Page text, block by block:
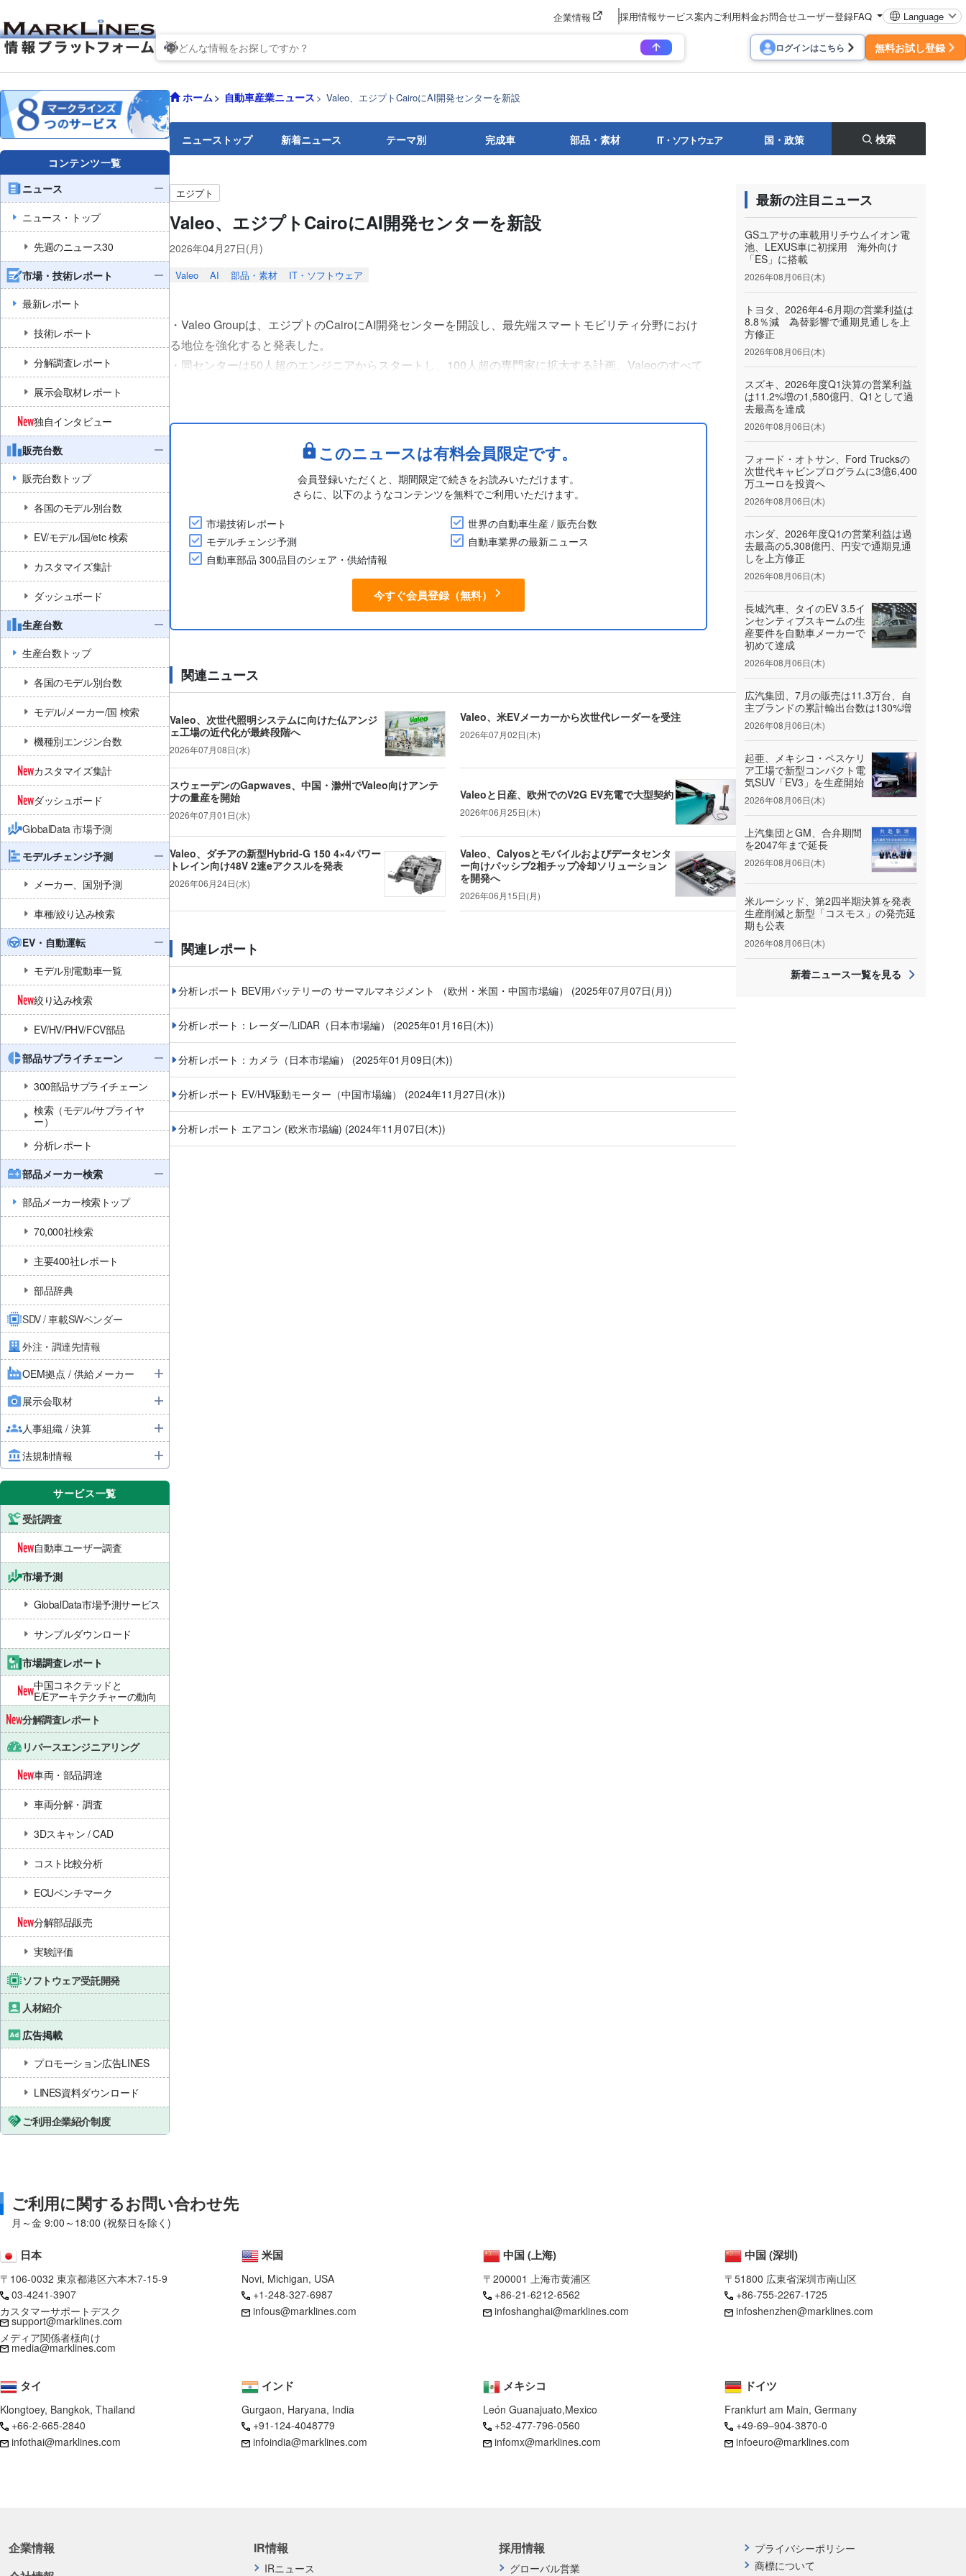
企業情報 採用情報サービス案内 ご利用料金お問合せユーザー登録FAQ Language
ログインはこちら 無料お試し登録
コンテンツ一覧
ニュース
ニュース・トップ
先週のニュース30
市場・技術レポート
最新レポート
技術レポート
分解調査レポート
展示会取材レポート
独自インタビュー
販売台数
販売台数トップ
各国のモデル別台数
EV/モデル/国/etc 検索
カスタマイズ集計
ダッシュボード
生産台数
生産台数トップ
各国のモデル別台数
モデル/メーカー/国 検索
機種別エンジン台数
カスタマイズ集計
ダッシュボード
GlobalData 市場予測
モデルチェンジ予測
メーカー、国別予測
車種/絞り込み検索
EV・自動運転
モデル別電動車一覧
絞り込み検索
EV/HV/PHV/FCV部品
部品サプライチェーン
300部品サプライチェーン
検索（モデル/サプライヤ
ー）
分析レポート
部品メーカー検索
部品メーカー検索トップ
70,000社検索
主要400社レポート
部品辞典
SDV / 車載SWベンダー
外注・調達先情報
OEM拠点 / 供給メーカー
展示会取材
人事組織 / 決算
法規制情報
サービス一覧
受託調査
自動車ユーザー調査
市場予測
GlobalData市場予測サービス
サンプルダウンロード
市場調査レポート
中国コネクテッドと
E/Eアーキテクチャーの動向
分解調査レポート
リバースエンジニアリング
車両・部品調達
車両分解・調査
3Dスキャン / CAD
コスト比較分析
ECUベンチマーク
分解部品販売
実験評価
ソフトウェア受託開発
人材紹介
広告掲載
プロモーション広告LINES
LINES資料ダウンロード
ご利用企業紹介制度
ホーム 自動車産業ニュース Valeo、エジプトCairoにAI開発センターを新設
ニューストップ 新着ニュース テーマ別 完成車 部品・素材 IT・ソフトウェア 国・政策 検索
エジプト
Valeo、エジプトCairoにAI開発センターを新設
2026年04月27日(月)
Valeo AI 部品・素材 IT・ソフトウェア
・Valeo Groupは、エジプトのCairoにAI開発センターを開設し、最先端スマートモビリティ分野におけ
る地位を強化すると発表した。
・同センターは50人超のエンジニアからスタートし、100人超の専門家に拡大する計画。Valeoのすべて
(2026年4月20日付プレ....
このニュースは有料会員限定です。
会員登録いただくと、期間限定で続きをお読みいただけます。
さらに、以下のようなコンテンツを無料でご利用いただけます。
市場技術レポート
世界の自動車生産 / 販売台数
モデルチェンジ予測
自動車業界の最新ニュース
自動車部品 300品目のシェア・供給情報
今すぐ会員登録（無料）
関連ニュース
Valeo、次世代照明システムに向けた仏アンジ
ェ工場の近代化が最終段階へ
2026年07月08日(水)
Valeo、米EVメーカーから次世代レーダーを受注
2026年07月02日(木)
スウェーデンのGapwaves、中国・滁州でValeo向けアンテ
ナの量産を開始
2026年07月01日(水)
Valeoと日産、欧州でのV2G EV充電で大型契約
2026年06月25日(木)
Valeo、ダチアの新型Hybrid-G 150 4×4パワー
トレイン向け48V 2速eアクスルを発表
2026年06月24日(水)
Valeo、Calyosとモバイルおよびデータセンタ
ー向けパッシブ2相チップ冷却ソリューション
を開発へ
2026年06月15日(月)
関連レポート
分析レポート BEV用バッテリーの サーマルマネジメント （欧州・米国・中国市場編） (2025年07月07日(月))
分析レポート：レーダー/LiDAR（日本市場編） (2025年01月16日(木))
分析レポート：カメラ（日本市場編） (2025年01月09日(木))
分析レポート EV/HV駆動モーター（中国市場編） (2024年11月27日(水))
分析レポート エアコン (欧米市場編) (2024年11月07日(木))
最新の注目ニュース
GSユアサの車載用リチウムイオン電
池、LEXUS車に初採用 海外向け
「ES」に搭載
2026年08月06日(木)
トヨタ、2026年4-6月期の営業利益は
8.8％減 為替影響で通期見通しを上
方修正
2026年08月06日(木)
スズキ、2026年度Q1決算の営業利益
は11.2%増の1,580億円、Q1として過
去最高を達成
2026年08月06日(木)
フォード・オトサン、Ford Trucksの
次世代キャビンプログラムに3億6,400
万ユーロを投資へ
2026年08月06日(木)
ホンダ、2026年度Q1の営業利益は過
去最高の5,308億円、円安で通期見通
しを上方修正
2026年08月06日(木)
長城汽車、タイのEV 3.5イ
ンセンティブスキームの生
産要件を自動車メーカーで
初めて達成
2026年08月06日(木)
広汽集団、7月の販売は11.3万台、自
主ブランドの累計輸出台数は130%増
2026年08月06日(木)
起亜、メキシコ・ペスケリ
ア工場で新型コンパクト電
気SUV「EV3」を生産開始
2026年08月06日(木)
上汽集団とGM、合弁期間
を2047年まで延長
2026年08月06日(木)
米ルーシッド、第2四半期決算を発表
生産削減と新型「コスモス」の発売延
期も公表
2026年08月06日(木)
新着ニュース一覧を見る
ご利用に関するお問い合わせ先
月～金 9:00～18:00 (祝祭日を除く)
日本
〒106-0032 東京都港区六本木7-15-9
03-4241-3907
カスタマーサポートデスク
support@marklines.com
メディア関係者様向け
media@marklines.com
米国
Novi, Michigan, USA
+1-248-327-6987
infous@marklines.com
メキシコ
León Guanajuato,Mexico
+52-477-796-0560
infomx@marklines.com
ドイツ
Frankfurt am Main, Germany
+49-69–904-3870-0
infoeuro@marklines.com
中国 (上海)
〒200001 上海市黄浦区
+86-21-6212-6562
infoshanghai@marklines.com
中国 (深圳)
〒51800 広東省深圳市南山区
+86-755-2267-1725
infoshenzhen@marklines.com
タイ
Klongtoey, Bangkok, Thailand
+66-2-665-2840
infothai@marklines.com
インド
Gurgaon, Haryana, India
+91-124-4048779
infoindia@marklines.com
企業情報
プライバシーポリシー
商標について
採用情報
グローバル営業
IR情報
IRニュース